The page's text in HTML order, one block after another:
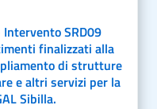
Intervento SRD09
finalizzati alla
di strutture
e altri servizi per la
Sibilla.